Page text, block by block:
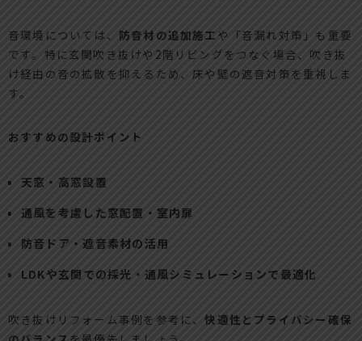
音環境については、 防音材の追加施工 や「音漏れ対策」も重要
です。特に玄関吹き抜けや2階リビングをつなぐ場合、吹き抜
け経由の音の拡散を抑えるため、床や壁の遮音対策を重視しま
す。
おすすめの設計ポイント
天窓・高窓設置
通風を考慮した窓配置・室内扉
防音ドア・遮音素材の活用
LDKや玄関での採光・通風シミュレーションで最適化
吹き抜けリフォーム事例を参考に、快適性とプライバシー確保